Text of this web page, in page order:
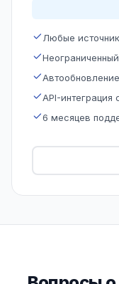
Любые
Автообновление
API-интеграция
6 месяцев